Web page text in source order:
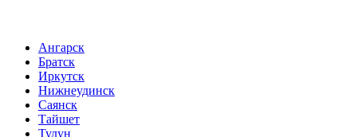
Ангарск
Братск
Иркутск
Нижнеудинск
Саянск
Тайшет
Тулун